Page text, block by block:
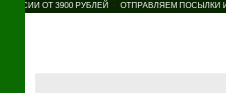
ОТ 3900 РУБЛЕЙ ОТПРАВЛЯЕМ ПОСЫЛКИ